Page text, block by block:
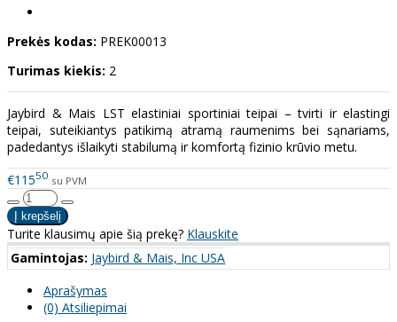
Prekės kodas: PREK00013
Turimas kiekis: 2
Jaybird & Mais LST elastiniai sportiniai teipai – tvirti ir elastingi
teipai, suteikiantys patikimą atramą raumenims bei sąnariams,
padedantys išlaikyti stabilumą ir komfortą fizinio krūvio metu.
€11550 su PVM
Turite klausimų apie šią prekę? Klauskite
Gamintojas: Jaybird & Mais, Inc USA
Aprašymas
(0) Atsiliepimai